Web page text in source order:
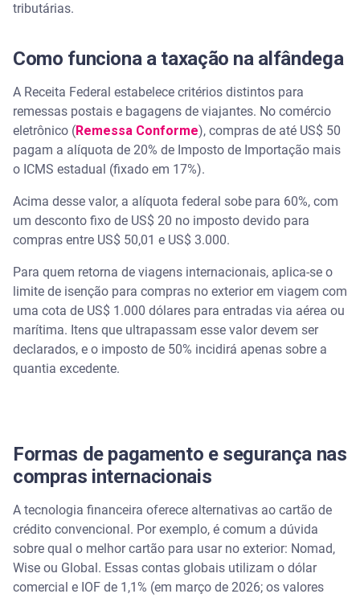
tributárias.
Como funciona a taxação na alfândega
A Receita Federal estabelece critérios distintos para
remessas postais e bagagens de viajantes. No comércio
eletrônico (Remessa Conforme), compras de até US$ 50
pagam a alíquota de 20% de Imposto de Importação mais
o ICMS estadual (fixado em 17%).
Acima desse valor, a alíquota federal sobe para 60%, com
um desconto fixo de US$ 20 no imposto devido para
compras entre US$ 50,01 e US$ 3.000.
Para quem retorna de viagens internacionais, aplica-se o
limite de isenção para compras no exterior em viagem com
uma cota de US$ 1.000 dólares para entradas via aérea ou
marítima. Itens que ultrapassam esse valor devem ser
declarados, e o imposto de 50% incidirá apenas sobre a
quantia excedente.
Formas de pagamento e segurança nas
compras internacionais
A tecnologia financeira oferece alternativas ao cartão de
crédito convencional. Por exemplo, é comum a dúvida
sobre qual o melhor cartão para usar no exterior: Nomad,
Wise ou Global. Essas contas globais utilizam o dólar
comercial e IOF de 1,1% (em março de 2026; os valores